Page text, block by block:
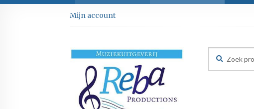
Ga
door
navigatie
Ga
direct
de
inhoud
Mijn account
naar: